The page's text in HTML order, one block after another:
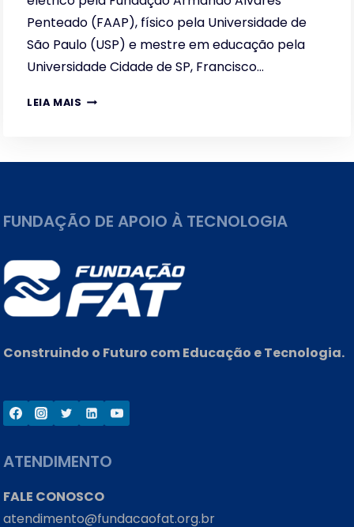
Penteado (FAAP), físico pela Universidade de
São Paulo (USP) e mestre em educação pela
Universidade Cidade de SP, Francisco…
LEIA MAIS PARA
ENEM
O
ANO
LETIVO
FUNDAÇÃO DE APOIO À TECNOLOGIA
Construindo o Futuro com Educação e Tecnologia.
ATENDIMENTO
FALE CONOSCO
atendimento@fundacaofat.org.br